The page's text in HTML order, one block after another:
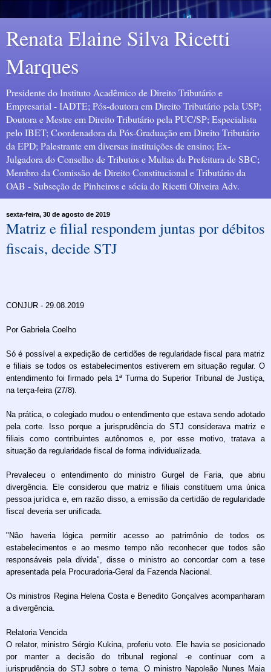
Renata Elaine Silva Ricetti
Marques
Presidente do Instituto Acadêmico de Direito Tributário e
Empresarial - IADTE; Pós-doutora em Direito Tributário pela USP;
Doutora e Mestre em Direito Tributário pela PUC/SP; Especialista
pelo IBET; Coordenadora da Pós-Graduação em Direito Tributário
da EPD; Palestrante em diversas instituições de ensino; Ex-
Julgadora do Conselho de Tributos e Multas da Prefeitura de SBC;
Membro da Comissão de Direito Constitucional e Tributário da
OAB - Subseção de Pinheiros e sócia do Ricetti Oliveira Adv.
sexta-feira, 30 de agosto de 2019
Matriz e filial respondem juntas por débitos
fiscais, decide STJ
CONJUR - 29.08.2019
Por Gabriela Coelho
Só é possível a expedição de certidões de regularidade fiscal para matriz
e filiais se todos os estabelecimentos estiverem em situação regular. O
entendimento foi firmado pela 1ª Turma do Superior Tribunal de Justiça,
na terça-feira (27/8).
Na prática, o colegiado mudou o entendimento que estava sendo adotado
pela corte. Isso porque a jurisprudência do STJ considerava matriz e
filiais como contribuintes autônomos e, por esse motivo, tratava a
situação da regularidade fiscal de forma individualizada.
Prevaleceu o entendimento do ministro Gurgel de Faria, que abriu
divergência. Ele considerou que matriz e filiais constituem uma única
pessoa jurídica e, em razão disso, a emissão da certidão de regularidade
fiscal deveria ser unificada.
"Não haveria lógica permitir acesso ao patrimônio de todos os
estabelecimentos e ao mesmo tempo não reconhecer que todos são
responsáveis pela dívida", disse o ministro ao concordar com a tese
apresentada pela Procuradoria-Geral da Fazenda Nacional.
Os ministros Regina Helena Costa e Benedito Gonçalves acompanharam
a divergência.
Relatoria Vencida
O relator, ministro Sérgio Kukina, proferiu voto. Ele havia se posicionado
por manter a decisão do tribunal regional -e continuar com a
jurisprudência do STJ sobre o tema. O ministro Napoleão Nunes Maia